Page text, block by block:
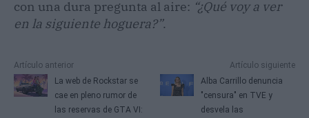
con una dura pregunta al aire: “¿Qué voy a ver
en la siguiente hoguera?”.
Artículo anterior
La web de Rockstar se
cae en pleno rumor de
las reservas de GTA VI:
Artículo siguiente
Alba Carrillo denuncia
"censura" en TVE y
desvela las